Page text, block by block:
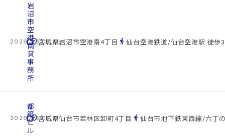
2026.08.07
cottage
岩
沼
市
空
港
南
貸
事
務
所
location_on宮城県岩沼市空港南4丁目 directions_walk仙台空港鉄道/仙台空港駅 徒歩
2026.08.07
cottage
都
築
ビ
ル
location_on宮城県仙台市若林区卸町4丁目 directions_walk 仙台市地下鉄東西線/六丁